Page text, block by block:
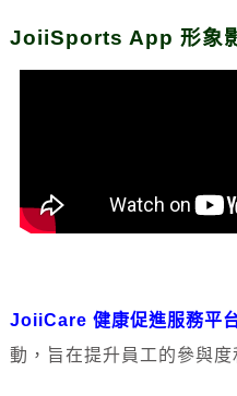
JoiiSports App 形象
JoiiCare 健康促進服務平
動，旨在提升員工的參與度